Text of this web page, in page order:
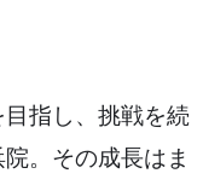
指し、挑戦を続
。その成長はま